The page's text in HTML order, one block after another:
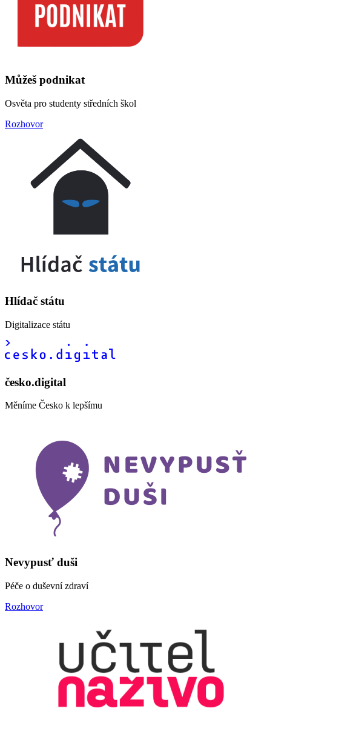
Můžeš podnikat
Osvěta pro studenty středních škol
Rozhovor
Hlídač státu
Digitalizace státu
česko.digital
Měníme Česko k lepšímu
Nevypusť duši
Péče o duševní zdraví
Rozhovor